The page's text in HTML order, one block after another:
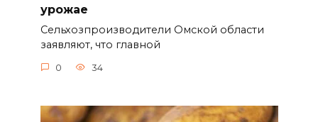
урожае
Сельхозпроизводители Омской области
заявляют, что главной
0 34